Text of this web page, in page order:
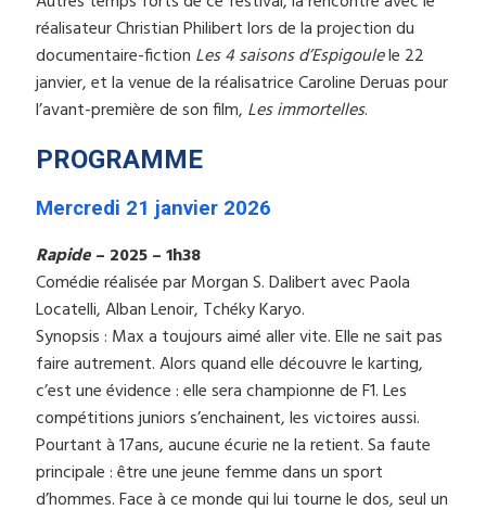
réalisateur Christian Philibert lors de la projection du
documentaire-fiction Les 4 saisons d’Espigoulele 22
janvier, et la venue de la réalisatrice Caroline Deruas pour
l’avant-première de son film, Les immortelles.
PROGRAMME
Mercredi 21 janvier 2026
Rapide– 2025 – 1h38
Comédie réalisée par Morgan S. Dalibert avec Paola
Locatelli, Alban Lenoir, Tchéky Karyo.
Synopsis : Max a toujours aimé aller vite. Elle ne sait pas
faire autrement. Alors quand elle découvre le karting,
c’est une évidence : elle sera championne de F1. Les
compétitions juniors s’enchainent, les victoires aussi.
Pourtant à 17ans, aucune écurie ne la retient. Sa faute
principale : être une jeune femme dans un sport
d’hommes. Face à ce monde qui lui tourne le dos, seul un